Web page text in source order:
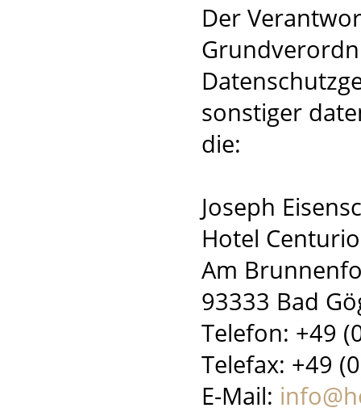
Der
sonstiger
die:
Joseph
Hotel Centurio
Am
93333 Bad
Telefon: +49
Telefax: +49
E-Mail: